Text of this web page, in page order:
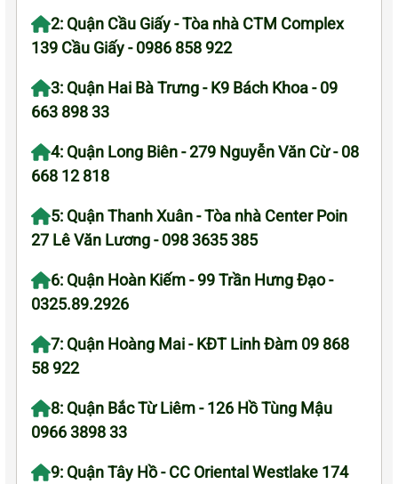
2: Quận Cầu Giấy - Tòa nhà CTM Complex
139 Cầu Giấy - 0986 858 922
3: Quận Hai Bà Trưng - K9 Bách Khoa - 09
663 898 33
4: Quận Long Biên - 279 Nguyễn Văn Cừ - 08
668 12 818
5: Quận Thanh Xuân - Tòa nhà Center Poin
27 Lê Văn Lương - 098 3635 385
6: Quận Hoàn Kiếm - 99 Trần Hưng Đạo -
0325.89.2926
7: Quận Hoàng Mai - KĐT Linh Đàm 09 868
58 922
8: Quận Bắc Từ Liêm - 126 Hồ Tùng Mậu
0966 3898 33
9: Quận Tây Hồ - CC Oriental Westlake 174